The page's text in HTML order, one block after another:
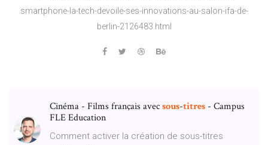
smartphone-la-tech-devoile-ses-innovations-au-salon-ifa-de-
berlin-2126483.html
Cinéma - Films français avecsous-titres - Campus
FLE Education
Comment activer la création de sous-titres